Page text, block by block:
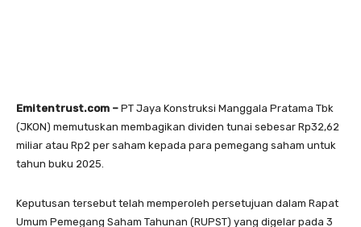
Emitentrust.com – PT Jaya Konstruksi Manggala Pratama Tbk
(JKON) memutuskan membagikan dividen tunai sebesar Rp32,62
miliar atau Rp2 per saham kepada para pemegang saham untuk
tahun buku 2025.
Keputusan tersebut telah memperoleh persetujuan dalam Rapat
Umum Pemegang Saham Tahunan (RUPST) yang digelar pada 3